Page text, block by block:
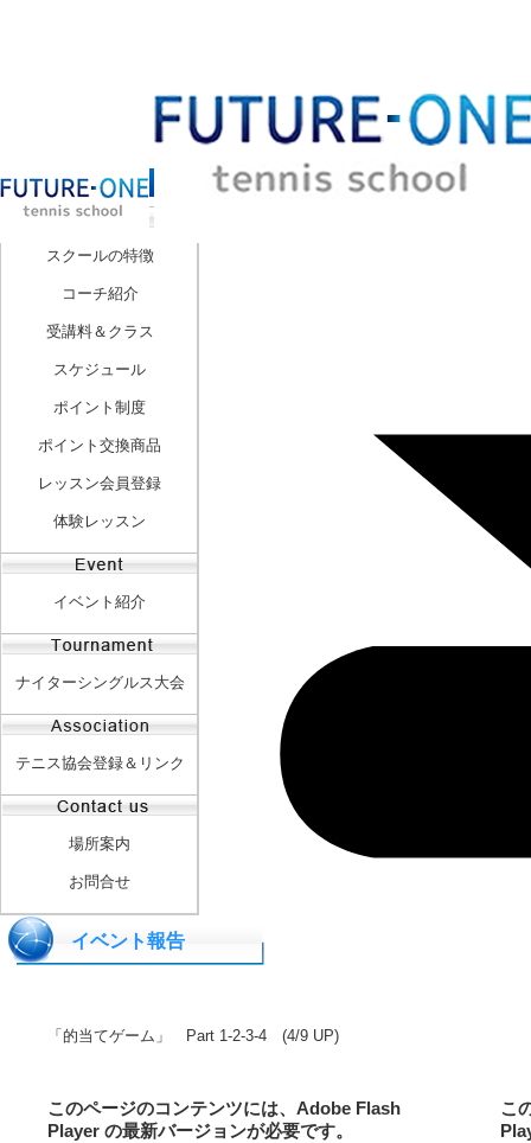
お花見テニスのイベント報告：第1
スクールの特徴
コーチ紹介
受講料＆クラス
スケジュール
ポイント制度
ポイント交換商品
レッスン会員登録
体験レッスン
イベント紹介
ナイターシングルス大会
テニス協会登録＆リンク
場所案内
お問合せ
イベント報告
「的当てゲーム」 Part 1-2-3-4 (4/9 UP)
このページのコンテンツには、Adobe Flash
Player の最新バージョンが必要です。
こ